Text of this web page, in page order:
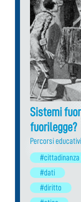
Sistemi
fuorilegge?
Percorsi educativi
#cittadinanza
#dati
#diritto